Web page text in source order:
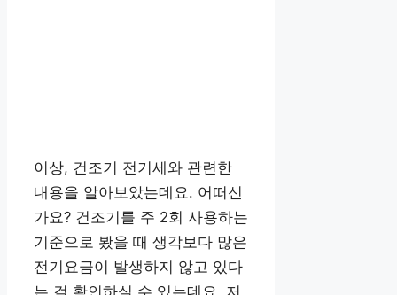
이상, 건조기 전기세와 관련한
내용을 알아보았는데요. 어떠신
가요? 건조기를 주 2회 사용하는
기준으로 봤을 때 생각보다 많은
전기요금이 발생하지 않고 있다
는 걸 확인하실 수 있는데요. 저